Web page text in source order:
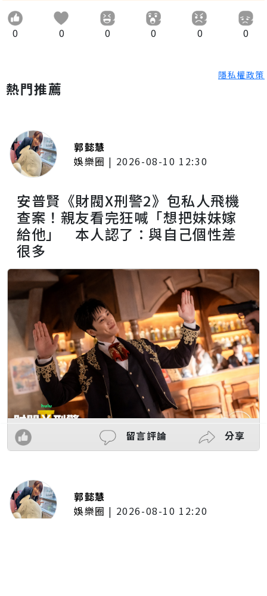
0 0 0 0 0 0
隱私權政策
熱門推薦
郭懿慧
娛樂圈 | 2026-08-10 12:30
安普賢《財閥X刑警2》包私人飛機
查案！親友看完狂喊「想把妹妹嫁
給他」 本人認了：與自己個性差
很多
留言評論 分享
郭懿慧
娛樂圈 | 2026-08-10 12:20